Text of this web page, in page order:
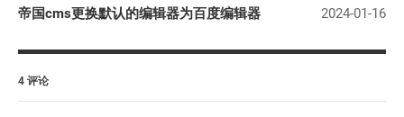
帝国cms更换默认的编辑器为百度编辑器 2024-01-16
4 评论